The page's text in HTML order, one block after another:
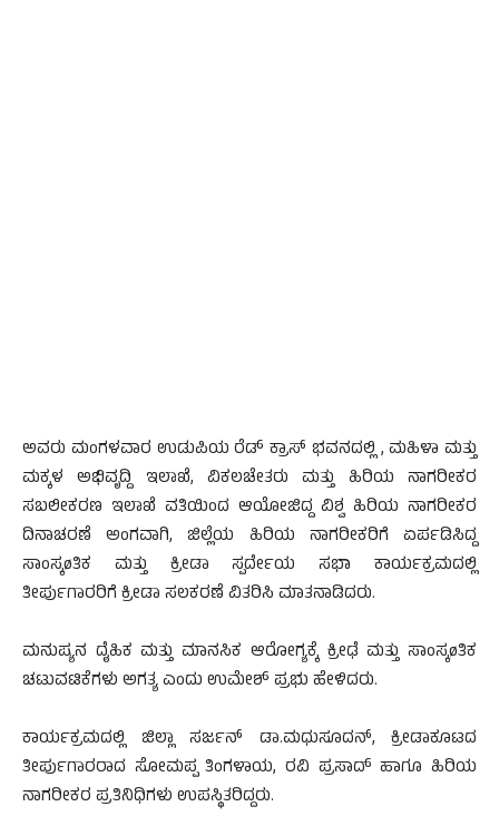
ಅವರು ಮಂಗಳವಾರ ಉಡುಪಿಯ ರೆಡ್ ಕ್ರಾಸ್ ಭವನದಲ್ಲಿ , ಮಹಿಳಾ ಮತ್ತು
ಮಕ್ಕಳ ಅಭಿವೃದ್ದಿ ಇಲಾಖೆ, ವಿಕಲಚೇತರು ಮತ್ತು ಹಿರಿಯ ನಾಗರೀಕರ
ಸಬಲೀಕರಣ ಇಲಾಖೆ ವತಿಯಿಂದ ಆಯೋಜಿದ್ದ ವಿಶ್ವ ಹಿರಿಯ ನಾಗರೀಕರ
ದಿನಾಚರಣೆ ಅಂಗವಾಗಿ, ಜಿಲ್ಲೆಯ ಹಿರಿಯ ನಾಗರೀಕರಿಗೆ ಏರ್ಪಡಿಸಿದ್ದ
ಸಾಂಸ್ಕøತಿಕ ಮತ್ತು ಕ್ರೀಡಾ ಸ್ಪರ್ದೇಯ ಸಭಾ ಕಾರ್ಯಕ್ರಮದಲ್ಲಿ
ತೀರ್ಪುಗಾರರಿಗೆ ಕ್ರೀಡಾ ಸಲಕರಣೆ ವಿತರಿಸಿ ಮಾತನಾಡಿದರು.
ಮನುಷ್ಯನ ದೈಹಿಕ ಮತ್ತು ಮಾನಸಿಕ ಆರೋಗ್ಯಕ್ಕೆ ಕ್ರೀಢೆ ಮತ್ತು ಸಾಂಸ್ಕøತಿಕ
ಚಟುವಟಿಕೆಗಳು ಅಗತ್ಯ ಎಂದು ಉಮೇಶ್ ಪ್ರಭು ಹೇಳಿದರು.
ಕಾರ್ಯಕ್ರಮದಲ್ಲಿ ಜಿಲ್ಲಾ ಸರ್ಜನ್ ಡಾ.ಮಧುಸೂದನ್, ಕ್ರೀಡಾಕೂಟದ
ತೀರ್ಪುಗಾರರಾದ ಸೋಮಪ್ಪ ತಿಂಗಳಾಯ, ರವಿ ಪ್ರಸಾದ್ ಹಾಗೂ ಹಿರಿಯ
ನಾಗರೀಕರ ಪ್ರತಿನಿಧಿಗಳು ಉಪಸ್ಥಿತರಿದ್ದರು.